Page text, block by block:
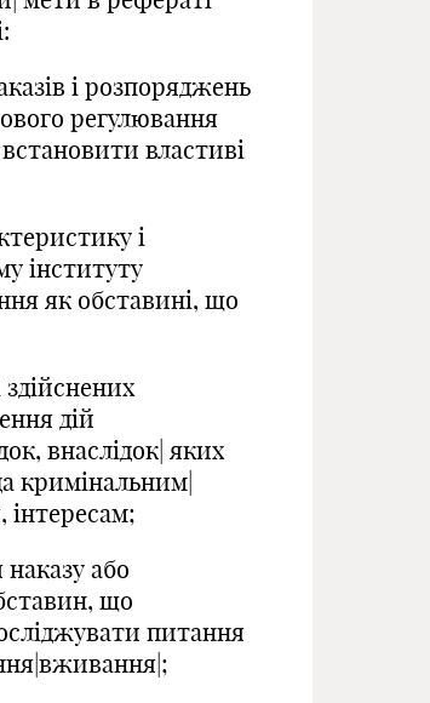
і розпоряджень
регулювання
властиві
і
інституту
як обставині, що
дій
внаслідок| яких
кримінальним|
або
що
питання